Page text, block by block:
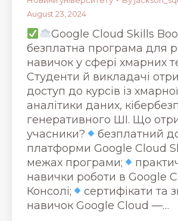
August 23, 2024
Google Cloud Skills
безплатна програма для
навичок у сфері хмарних
Студенти й викладачі
доступ до курсів із
аналітики даних,
генеративного ШІ. Що
учасники?
безплатний
платформи Google Cloud
межах програми;
навички роботи в Google
Консолі;
сертифікати та
навичок Google Cloud —…